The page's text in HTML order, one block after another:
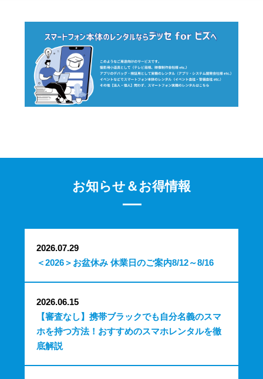
お知らせ＆お得情報
2026.07.29
＜2026＞お盆休み 休業日のご案内8/12～8/16
2026.06.15
【審査なし】携帯ブラックでも自分名義のスマ
ホを持つ方法！おすすめのスマホレンタルを徹
底解説